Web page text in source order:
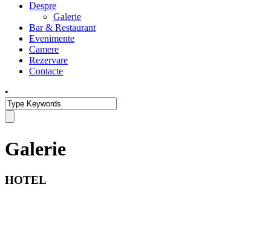
Despre
Galerie
Bar & Restaurant
Evenimente
Camere
Rezervare
Contacte
•
Galerie
HOTEL